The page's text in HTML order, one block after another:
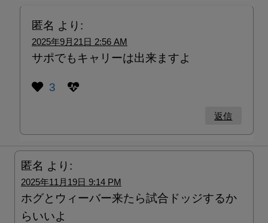
匿名 より:
2025年9月21日 2:56 AM
サポでもキャリーは出来ますよ
3
返信
匿名 より:
2025年11月19日 9:14 PM
ホグとウィーバー来たら試合ドッジするか
らいいよ